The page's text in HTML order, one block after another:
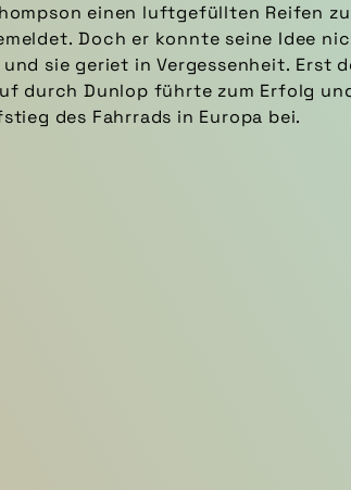
des Fahrrads in Europa bei.